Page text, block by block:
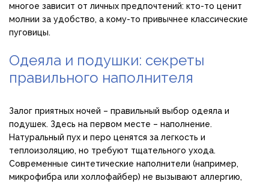
многое зависит от личных предпочтений: кто-то ценит
молнии за удобство, а кому-то привычнее классические
пуговицы.
Одеяла и подушки: секреты
правильного наполнителя
Залог приятных ночей – правильный выбор одеяла и
подушек. Здесь на первом месте – наполнение.
Натуральный пух и перо ценятся за легкость и
теплоизоляцию, но требуют тщательного ухода.
Современные синтетические наполнители (например,
микрофибра или холлофайбер) не вызывают аллергию,